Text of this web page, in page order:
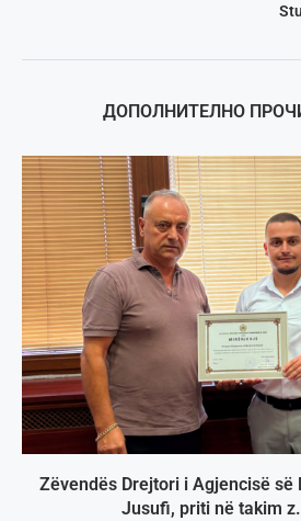
ДОПОЛНИТЕЛНО
Zëvendës Drejtori i Agjencisë së
Jusufi, priti në takim